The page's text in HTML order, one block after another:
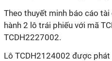
Theo thuyết minh báo cáo
hành 2 lô trái phiếu với mã
TCDH2227002.
Lô TCDH2124002 được phát